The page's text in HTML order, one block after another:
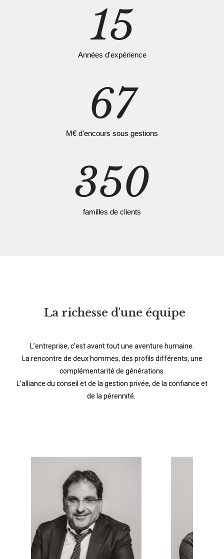
15
Années d'expérience
67
M€ d'encours sous gestions
350
familles de clients
La richesse d'une équipe
L’entreprise, c’est avant tout une aventure humaine.
La rencontre de deux hommes, des profils différents, une
complémentarité de générations.
L’alliance du conseil et de la gestion privée, de la confiance et
de la pérennité.